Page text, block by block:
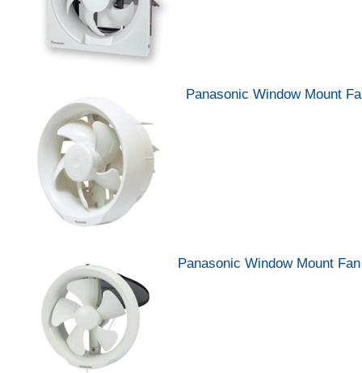
Panasonic Window Mount
Panasonic Window Mount